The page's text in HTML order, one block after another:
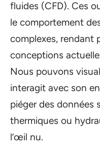
fluides (CFD). Ces
le comportement
complexes, rendant
conceptions
Nous pouvons
interagit avec son
piéger des données
thermiques ou
l’œil nu.